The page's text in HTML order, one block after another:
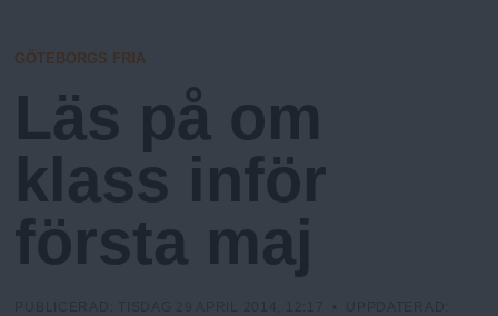
i
a
N
u
r
m
e
n
GÖTEBORGS FRIA
Läs på om
klass inför
första maj